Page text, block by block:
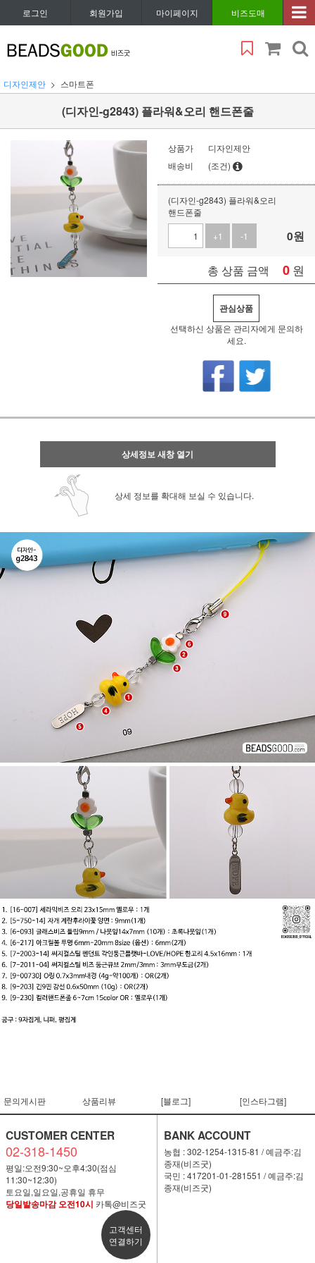
로그인 회원가입 마이페이지 비즈도매
디자인제안 스마트폰
(디자인-g2843) 플라워&오리 핸드폰줄
상품가
디자인제안
배송비
(조건)
(디자인-g2843) 플라워&오리
핸드폰줄
+1
-1 0원
총 상품 금액 0 원
관심상품
선택하신 상품은 관리자에게 문의하
세요.
상세정보 새창 열기
상세 정보를 확대해 보실 수 있습니다.
문의게시판 상품리뷰 [블로그] [인스타그램]
CUSTOMER CENTER
02-318-1450
평일:오전9:30~오후4:30(점심
11:30~12:30)
토요일,일요일,공휴일 휴무
당일발송마감 오전10시 카톡@비즈굿
고객센터
연결하기
BANK ACCOUNT
농협 : 302-1254-1315-81 / 예금주:김
종재(비즈굿)
국민 : 417201-01-281551 / 예금주:김
종재(비즈굿)